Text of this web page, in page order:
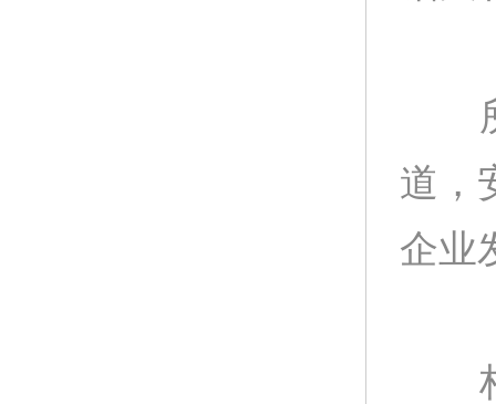
所
道，
企业
柏